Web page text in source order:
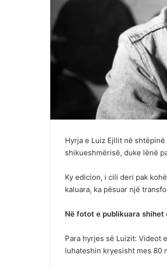
Hyrja e Luiz Ejllit në
shikueshmërisë, duke lënë
Ky edicion, i cili deri pak
kaluara, ka pësuar një
Në fotot e publikuara
Para hyrjes së Luizit: Videot
luhateshin kryesisht mes 80